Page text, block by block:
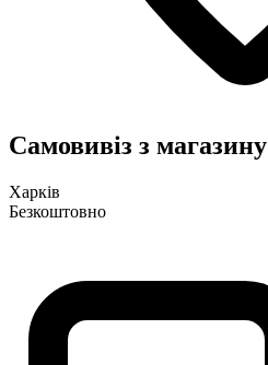
Самовивіз з магазину
Харків
Безкоштовно